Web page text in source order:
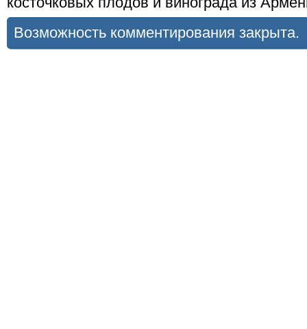
Возможность комментирования закрыта.